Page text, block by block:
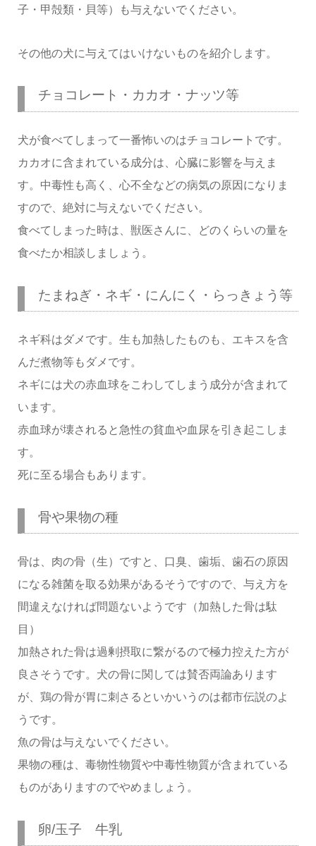
子・甲殻類・貝等）も与えないでください。
その他の犬に与えてはいけないものを紹介します。
チョコレート・カカオ・ナッツ等
犬が食べてしまって一番怖いのはチョコレートです。
カカオに含まれている成分は、心臓に影響を与えま
す。中毒性も高く、心不全などの病気の原因になりま
すので、絶対に与えないでください。
食べてしまった時は、獣医さんに、どのくらいの量を
食べたか相談しましょう。
たまねぎ・ネギ・にんにく・らっきょう等
ネギ科はダメです。生も加熱したものも、エキスを含
んだ煮物等もダメです。
ネギには犬の赤血球をこわしてしまう成分が含まれて
います。
赤血球が壊されると急性の貧血や血尿を引き起こしま
す。
死に至る場合もあります。
骨や果物の種
骨は、肉の骨（生）ですと、口臭、歯垢、歯石の原因
になる雑菌を取る効果があるそうですので、与え方を
間違えなければ問題ないようです（加熱した骨は駄
目）
加熱された骨は過剰摂取に繋がるので極力控えた方が
良さそうです。犬の骨に関しては賛否両論あります
が、鶏の骨が胃に刺さるといかいうのは都市伝説のよ
うです。
魚の骨は与えないでください。
果物の種は、毒物性物質や中毒性物質が含まれている
ものがありますのでやめましょう。
卵/玉子 牛乳